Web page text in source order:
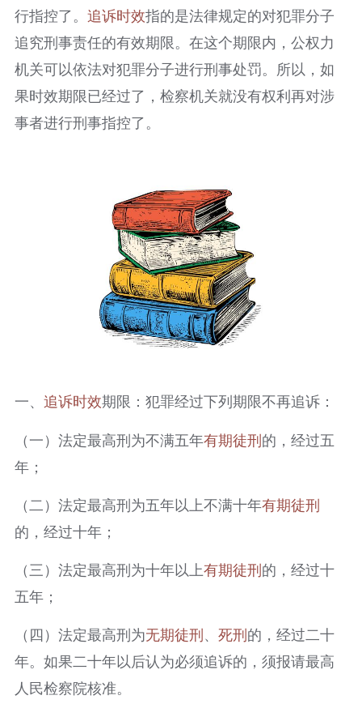
行指控了。 追诉时效指的是法律规定的对犯罪分子
追究刑事责任的有效期限。在这个期限内，公权力
机关可以依法对犯罪分子进行刑事处罚。所以，如
果时效期限已经过了，检察机关就没有权利再对涉
事者进行刑事指控了。
一、 追诉时效期限：犯罪经过下列期限不再追诉：
（一）法定最高刑为不满五年有期徒刑的，经过五
年；
（二）法定最高刑为五年以上不满十年有期徒刑
的，经过十年；
（三）法定最高刑为十年以上有期徒刑的，经过十
五年；
（四）法定最高刑为无期徒刑、 死刑的，经过二十
年。如果二十年以后认为必须追诉的，须报请最高
人民检察院核准。